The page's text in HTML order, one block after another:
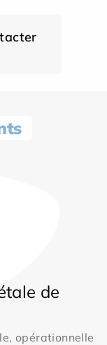
de
opérationnelle